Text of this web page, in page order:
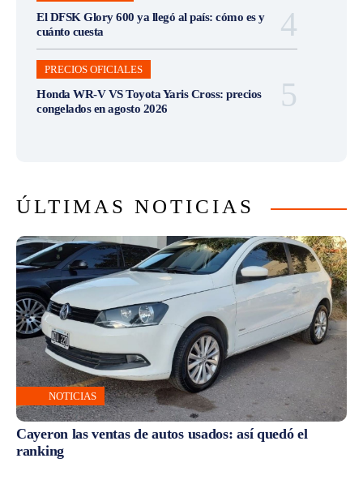
El DFSK Glory 600 ya llegó al país: cómo es y
cuánto cuesta
PRECIOS OFICIALES
Honda WR-V VS Toyota Yaris Cross: precios
congelados en agosto 2026
ÚLTIMAS NOTICIAS
NOTICIAS
Cayeron las ventas de autos usados: así quedó el
ranking